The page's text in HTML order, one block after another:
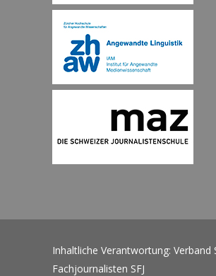
Inhaltliche Verantwortung: Verband
Fachjournalisten SFJ